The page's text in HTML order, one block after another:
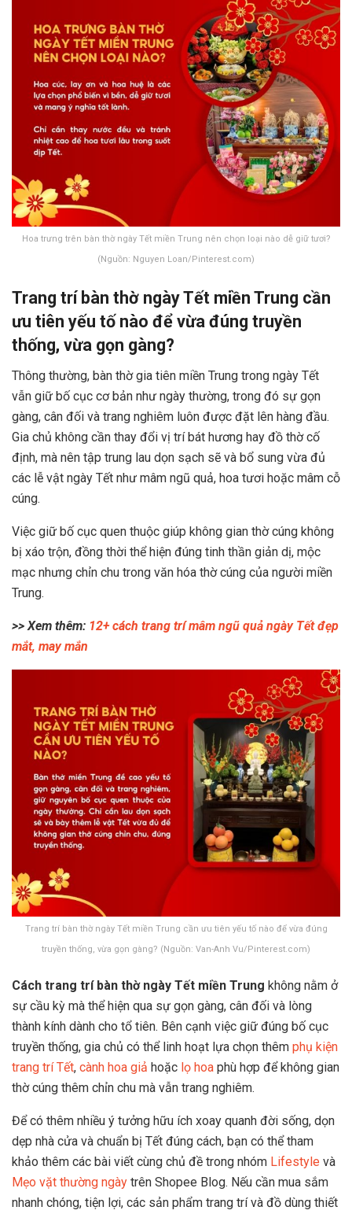
Hoa trưng trên bàn thờ ngày Tết miền Trung nên chọn loại nào dễ giữ tươi?
(Nguồn: Nguyen Loan/Pinterest.com)
Trang trí bàn thờ ngày Tết miền Trung cần
ưu tiên yếu tố nào để vừa đúng truyền
thống, vừa gọn gàng?
Thông thường, bàn thờ gia tiên miền Trung trong ngày Tết
vẫn giữ bố cục cơ bản như ngày thường, trong đó sự gọn
gàng, cân đối và trang nghiêm luôn được đặt lên hàng đầu.
Gia chủ không cần thay đổi vị trí bát hương hay đồ thờ cố
định, mà nên tập trung lau dọn sạch sẽ và bổ sung vừa đủ
các lễ vật ngày Tết như mâm ngũ quả, hoa tươi hoặc mâm cỗ
cúng.
Việc giữ bố cục quen thuộc giúp không gian thờ cúng không
bị xáo trộn, đồng thời thể hiện đúng tinh thần giản dị, mộc
mạc nhưng chỉn chu trong văn hóa thờ cúng của người miền
Trung.
>> Xem thêm: 12+ cách trang trí mâm ngũ quả ngày Tết đẹp
mắt, may mắn
Trang trí bàn thờ ngày Tết miền Trung cần ưu tiên yếu tố nào để vừa đúng
truyền thống, vừa gọn gàng? (Nguồn: Van-Anh Vu/Pinterest.com)
Cách trang trí bàn thờ ngày Tết miền Trung không nằm ở
sự cầu kỳ mà thể hiện qua sự gọn gàng, cân đối và lòng
thành kính dành cho tổ tiên. Bên cạnh việc giữ đúng bố cục
truyền thống, gia chủ có thể linh hoạt lựa chọn thêm phụ kiện
trang trí Tết, cành hoa giả hoặc lọ hoa phù hợp để không gian
thờ cúng thêm chỉn chu mà vẫn trang nghiêm.
Để có thêm nhiều ý tưởng hữu ích xoay quanh đời sống, dọn
dẹp nhà cửa và chuẩn bị Tết đúng cách, bạn có thể tham
khảo thêm các bài viết cùng chủ đề trong nhóm Lifestyle và
Mẹo vặt thường ngày trên Shopee Blog. Nếu cần mua sắm
nhanh chóng, tiện lợi, các sản phẩm trang trí và đồ dùng thiết
x